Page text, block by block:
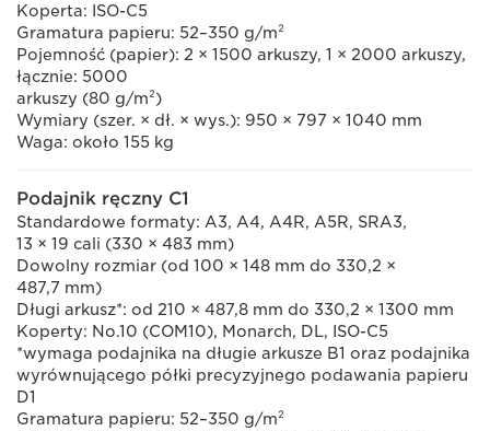
Koperta: ISO-C5
Gramatura papieru: 52–350 g/m²
Pojemność (papier): 2 × 1500 arkuszy, 1 × 2000 arkuszy,
łącznie: 5000
arkuszy (80 g/m²)
Wymiary (szer. × dł. × wys.): 950 × 797 × 1040 mm
Waga: około 155 kg
Podajnik ręczny C1
Standardowe formaty: A3, A4, A4R, A5R, SRA3,
13 × 19 cali (330 × 483 mm)
Dowolny rozmiar (od 100 × 148 mm do 330,2 ×
487,7 mm)
Długi arkusz*: od 210 × 487,8 mm do 330,2 × 1300 mm
Koperty: No.10 (COM10), Monarch, DL, ISO-C5
*wymaga podajnika na długie arkusze B1 oraz podajnika
wyrównującego półki precyzyjnego podawania papieru
D1
Gramatura papieru: 52–350 g/m²